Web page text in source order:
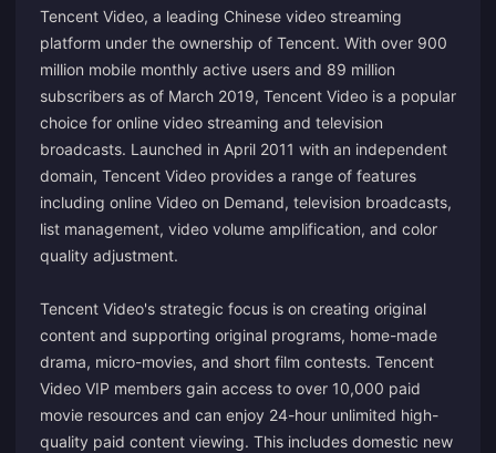
Tencent Video, a leading Chinese video streaming
platform under the ownership of Tencent. With over 900
million mobile monthly active users and 89 million
subscribers as of March 2019, Tencent Video is a popular
choice for online video streaming and television
broadcasts. Launched in April 2011 with an independent
domain, Tencent Video provides a range of features
including online Video on Demand, television broadcasts,
list management, video volume amplification, and color
quality adjustment.
Tencent Video's strategic focus is on creating original
content and supporting original programs, home-made
drama, micro-movies, and short film contests. Tencent
Video VIP members gain access to over 10,000 paid
movie resources and can enjoy 24-hour unlimited high-
quality paid content viewing. This includes domestic new